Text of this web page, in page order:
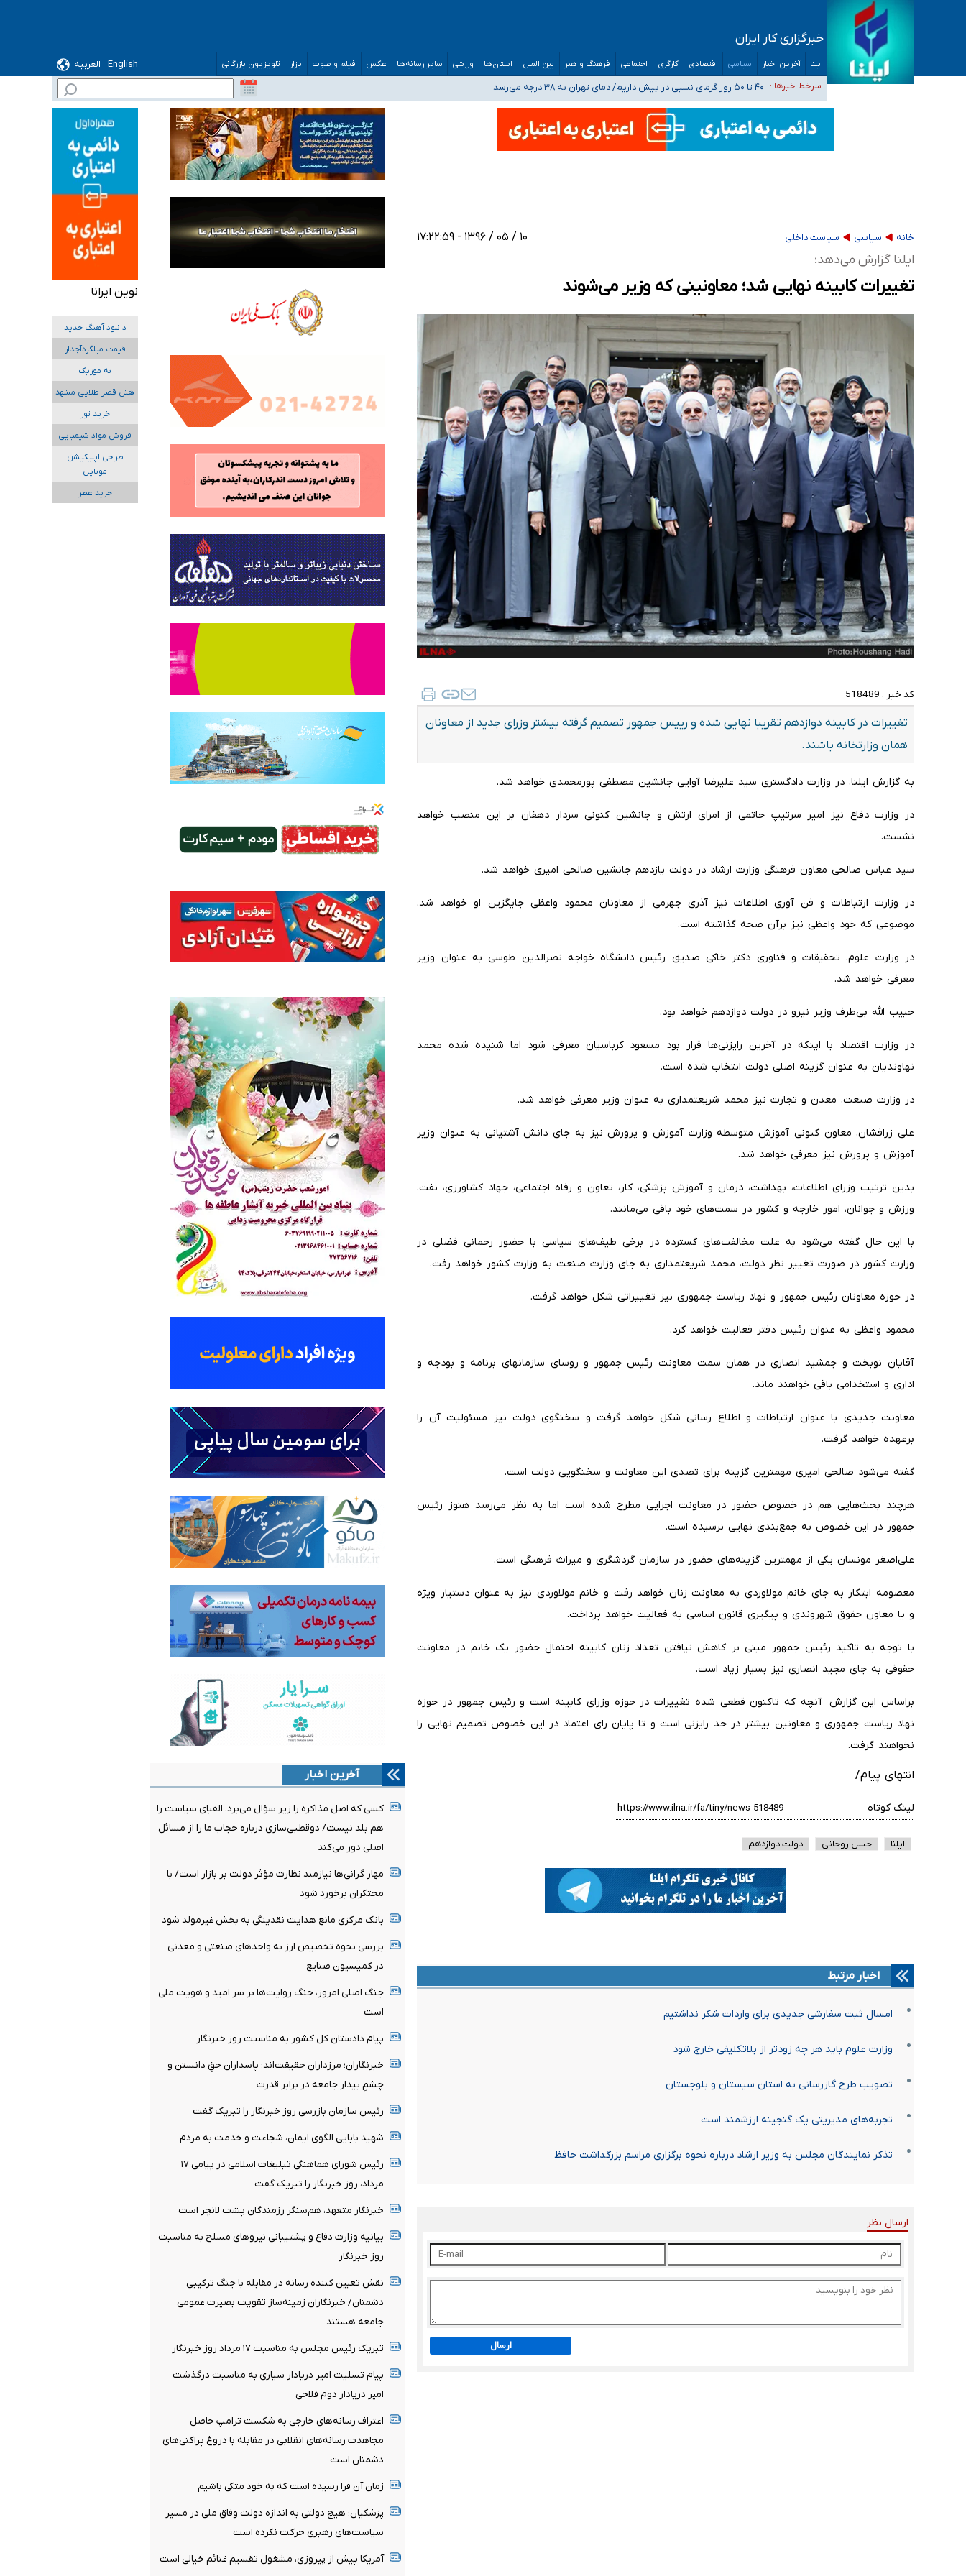
خبرگزاری کار ایران
ایلنا آخرین اخبار سیاسی اقتصادی کارگری اجتماعی فرهنگ و هنر بین الملل استان‌ها ورزشی سایر رسانه‌ها عکس فیلم و صوت بازار تلویزیون بازرگانی English
العربیه
سرخط خبرها :
افزایش تعداد مراکز همسان‌گزینی به ۲۳۰ مرکز/ بررسی صلاحیت و نظارت‌ها به سازمان تبلیغات واگذار شده است
۴۰ تا ۵۰ روز گرمای نسبی در پیش داریم/ دمای تهران به ۳۸ درجه می‌رسد
موضع وزارت بهداشت درباره ظرفیت پزشکی کنکور ۱۴۰۵: خواستار اصلاح ظرفیت‌ها هستیم، اما هنوز پاسخ مشخصی نگرفته‌ایم
تعویق آزمون ورودی دکترای تخصصی فرماندهی صحنه عملیات و دکترای تخصصی جغرافیای نظامی دافوس آجا
خبرنگاران راویان حقیقت با دغدغه نان، مسکن و بیمه
خانه سیاسی سیاست داخلی ۱۰ / ۰۵ / ۱۳۹۶ - ۱۷:۲۲:۵۹
ایلنا گزارش می‌دهد؛
تغییرات کابینه نهایی شد؛ معاونینی که وزیر می‌شوند
کد خبر : 518489
تغییرات در کابینه دوازدهم تقریبا نهایی شده و رییس جمهور تصمیم گرفته بیشتر وزرای جدید از معاونان
همان وزارتخانه باشند.
به گزارش ایلنا، در وزارت دادگستری سید علیرضا آوایی جانشین مصطفی پورمحمدی خواهد شد.
در وزارت دفاع نیز امیر سرتیپ حاتمی از امرای ارتش و جانشین کنونی سردار دهقان بر این منصب خواهد
نشست.
سید عباس صالحی معاون فرهنگی وزارت ارشاد در دولت یازدهم جانشین صالحی امیری خواهد شد.
در وزارت ارتباطات و فن آوری اطلاعات نیز آذری جهرمی از معاونان محمود واعظی جایگزین او خواهد شد.
موضوعی که خود واعظی نیز برآن صحه گذاشته است.
در وزارت علوم، تحقیقات و فناوری دکتر خاکی صدیق رئیس دانشگاه خواجه نصرالدین طوسی به عنوان وزیر
معرفی خواهد شد.
حبیب الله بی‌طرف وزیر نیرو در دولت دوازدهم خواهد بود.
در وزارت اقتصاد با اینکه در آخرین رایزنی‌ها قرار بود مسعود کرباسیان معرفی شود اما شنیده شده محمد
نهاوندیان به عنوان گزینه اصلی دولت انتخاب شده است.
در وزارت صنعت، معدن و تجارت نیز محمد شریعتمداری به عنوان وزیر معرفی خواهد شد.
علی زرافشان، معاون کنونی آموزش متوسطه وزارت آموزش و پرورش نیز به جای دانش آشتیانی به عنوان وزیر
آموزش و پرورش نیز معرفی خواهد شد.
بدین ترتیب وزرای اطلاعات، بهداشت، درمان و آموزش پزشکی، کار، تعاون و رفاه اجتماعی، جهاد کشاورزی، نفت،
ورزش و جوانان، امور خارجه و کشور در سمت‌های خود باقی می‌مانند.
با این حال گفته می‌شود به علت مخالفت‌های گسترده در برخی طیف‌های سیاسی با حضور رحمانی فضلی در
وزارت کشور در صورت تغییر نظر دولت، محمد شریعتمداری به جای وزارت صنعت به وزارت کشور خواهد رفت.
در حوزه معاونان رئیس جمهور و نهاد ریاست جمهوری نیز تغییراتی شکل خواهد گرفت.
محمود واعظی به عنوان رئیس دفتر فعالیت خواهد کرد.
آقایان نوبخت و جمشید انصاری در همان سمت معاونت رئیس جمهور و روسای سازمانهای برنامه و بودجه و
اداری و استخدامی باقی خواهند ماند.
معاونت جدیدی با عنوان ارتباطات و اطلاع رسانی شکل خواهد گرفت و سخنگوی دولت نیز مسئولیت آن را
برعهده خواهد گرفت.
گفته می‌شود صالحی امیری مهمترین گزینه برای تصدی این معاونت و سخنگویی دولت است.
هرچند بحث‌هایی هم در خصوص حضور در معاونت اجرایی مطرح شده است اما به نظر می‌رسد هنوز رئیس
جمهور در این خصوص به جمع‌بندی نهایی نرسیده است.
علی‌اصغر مونسان یکی از مهمترین گزینه‌های حضور در سازمان گردشگری و میراث فرهنگی است.
معصومه ابتکار به جای خانم مولاوردی به معاونت زنان خواهد رفت و خانم مولاوردی نیز به عنوان دستیار ویژه
و یا معاون حقوق شهروندی و پیگیری قانون اساسی به فعالیت خواهد پرداخت.
با توجه به تاکید رئیس جمهور مبنی بر کاهش نیافتن تعداد زنان کابینه احتمال حضور یک خانم در معاونت
حقوقی به جای مجید انصاری نیز بسیار زیاد است.
براساس این گزارش آنچه که تاکنون قطعی شده تغییرات در حوزه وزرای کابینه است و رئیس جمهور در حوزه
نهاد ریاست جمهوری و معاونین بیشتر در حد رایزنی است و تا پایان رای اعتماد در این خصوص تصمیم نهایی را
نخواهند گرفت.
انتهای پیام/
لینک کوتاه
ایلنا حسن روحانی دولت دوازدهم
اخبار مرتبط
امسال ثبت سفارشی جدیدی برای واردات شکر نداشتیم
وزارت علوم باید هر چه زود‌تر از بلاتکلیفی خارج شود
تصویب طرح گازرسانی به استان سیستان و بلوچستان
تجربه‌های مدیریتی یک گنجینه ارزشمند است
تذکر نمایندگان مجلس به وزیر ارشاد درباره نحوه برگزاری مراسم بزرگداشت حافظ
ارسال نظر
ارسال
آخرین اخبار
کسی که اصل مذاکره را زیر سؤال می‌برد، الفبای سیاست را
هم بلد نیست/ دوقطبی‌سازی درباره حجاب ما را از مسائل
اصلی دور می‌کند
مهار گرانی‌ها نیازمند نظارت مؤثر دولت بر بازار است/ با
محتکران برخورد شود
بانک مرکزی مانع هدایت نقدینگی به بخش غیرمولد شود
بررسی نحوه تخصیص ارز به واحدهای صنعتی و معدنی
در کمیسیون صنایع
جنگ اصلی امروز، جنگ روایت‌ها بر سر امید و هویت ملی
است
پیام دادستان کل کشور به مناسبت روز خبرنگار
خبرنگاران؛ مرزداران حقیقت‌اند؛ پاسداران حقِ دانستن و
چشمِ بیدار جامعه در برابر قدرت
رئیس سازمان بازرسی روز خبرنگار را تبریک گفت
شهید بابایی الگوی ایمان، شجاعت و خدمت به مردم
رئیس شورای هماهنگی تبلیغات اسلامی در پیامی ۱۷
مرداد، روز خبرنگار را تبریک گفت
خبرنگار متعهد، هم‌سنگر رزمندگان پشت لانچر است
بیانیه وزارت دفاع و پشتیبانی نیروهای مسلح به مناسبت
روز خبرنگار
نقش تعیین کننده رسانه در مقابله با جنگ ترکیبی
دشمنان/ خبرنگاران زمینه‌ساز تقویت بصیرت عمومی
جامعه هستند
تبریک رئیس مجلس به مناسبت ۱۷ مرداد روز خبرنگار
پیام تسلیت امیر دریادار سیاری به مناسبت درگذشت
امیر دریادار دوم‌ فلاحی
اعتراف رسانه‌های خارجی به شکست ترامپ حاصل
مجاهدت رسانه‌های انقلابی در مقابله با دروغ پراکنی‌های
دشمنان است
زمان آن فرا رسیده است که به خود متکی باشیم
پزشکیان: هیچ دولتی به اندازه دولت وفاق ملی در مسیر
سیاست‌های رهبری حرکت نکرده است
آمریکا پیش از پیروزی، مشغول تقسیم غنائم خیالی است
نوین ایرانا
دانلود آهنگ جدید
قیمت میلگردآجدار
به موزیک
هتل قصر طلایی مشهد
خرید تور
فروش مواد شیمیایی
طراحی اپلیکیشن
موبایل
خرید عطر